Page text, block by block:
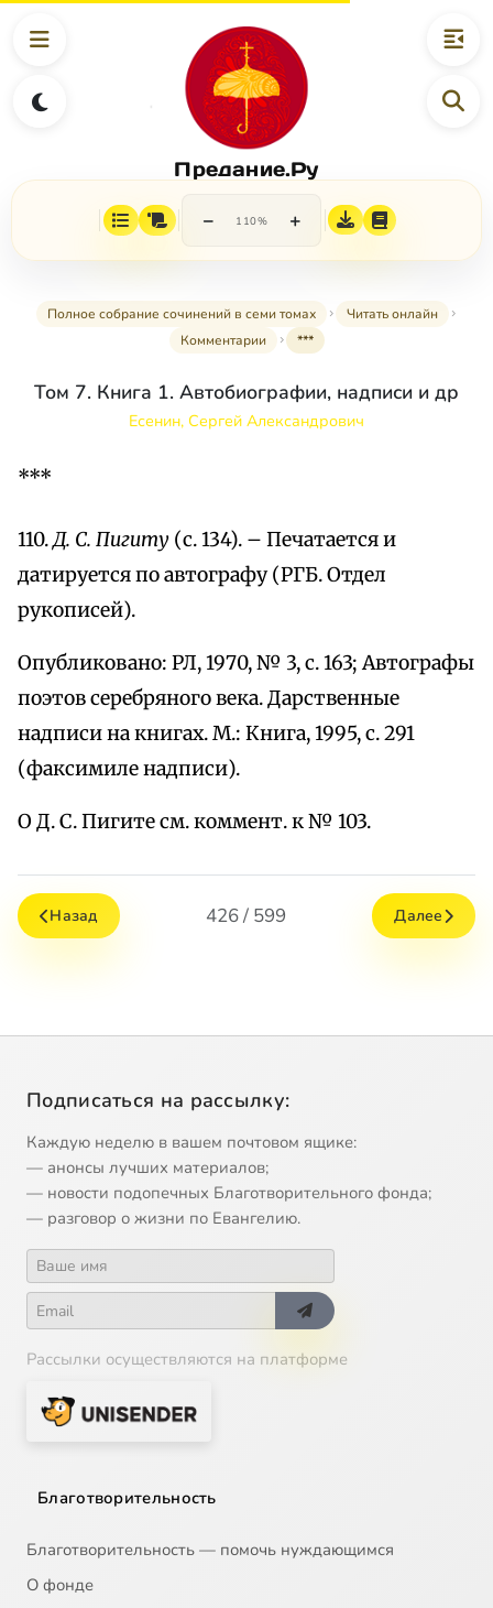
Предание.Ру
− 110% +
Полное собрание сочинений в семи томах
Читать онлайн
Комментарии
***
Том 7. Книга 1. Автобиографии, надписи и др
Есенин, Сергей Александрович
***
110.Д. С. Пигиту (с. 134). – Печатается и
датируется по автографу (РГБ. Отдел
рукописей).
Опубликовано: РЛ, 1970, № 3, с. 163; Автографы
поэтов серебряного века. Дарственные
надписи на книгах. М.: Книга, 1995, с. 291
(факсимиле надписи).
О Д. С. Пигите см. коммент. к № 103.
Назад 426 / 599 Далее
Подписаться на рассылку:
Каждую неделю в вашем почтовом ящике:
— анонсы лучших материалов;
— новости подопечных Благотворительного фонда;
— разговор о жизни по Евангелию.
Рассылки осуществляются на платформе
Благотворительность
Благотворительность — помочь нуждающимся
О фонде